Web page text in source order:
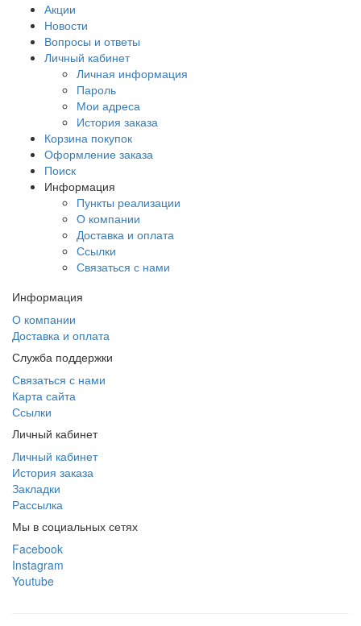
Акции
Новости
Вопросы и ответы
Личный кабинет
Личная информация
Пароль
Мои адреса
История заказа
Корзина покупок
Оформление заказа
Поиск
Информация
Пункты реализации
О компании
Доставка и оплата
Ссылки
Связаться с нами
Информация
О компании
Доставка и оплата
Служба поддержки
Связаться с нами
Карта сайта
Ссылки
Личный кабинет
Личный кабинет
История заказа
Закладки
Рассылка
Мы в социальных сетях
Facebook
Instagram
Youtube